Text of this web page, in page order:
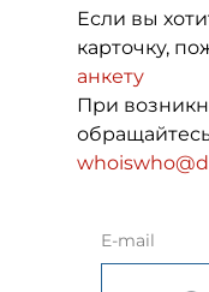
Если вы
карточку,
анкету
При
E-mail